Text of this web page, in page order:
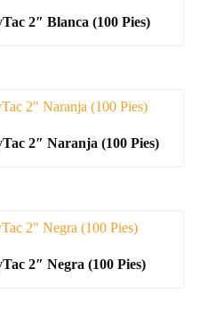
2″ Blanca (100 Pies)
2″ Naranja (100 Pies)
2″ Negra (100 Pies)